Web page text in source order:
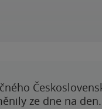
ze dne na den.